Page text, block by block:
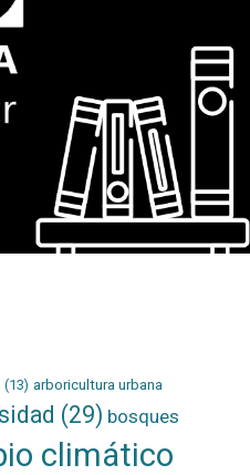
(13) arboricultura urbana
(29) bosques
climático